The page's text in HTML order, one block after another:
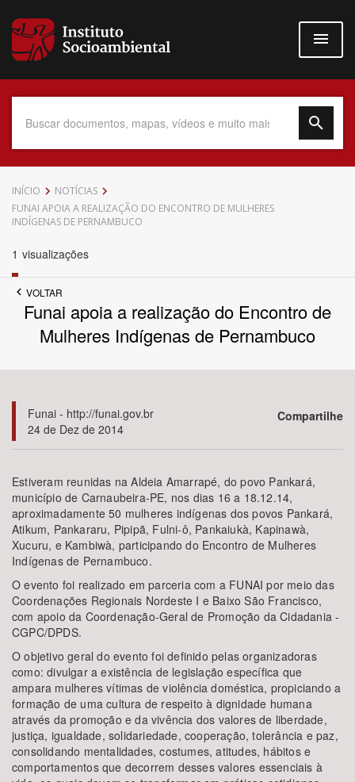
para
conteúdo
Data do Documento
Tema
Subtema
Área de Levantamento
Área Protegida
BUSCAR
INÍCIO
NOTÍCIAS
FUNAI APOIA A REALIZAÇÃO DO ENCONTRO DE MULHERES
INDÍGENAS DE PERNAMBUCO
1 visualizações
VOLTAR
Funai apoia a realização do Encontro de
Mulheres Indígenas de Pernambuco
Funai - http://funai.gov.br
24 de Dez de 2014
Compartilhe
Estiveram reunidas na Aldeia Amarrapé, do povo Pankará,
município de Carnaubeira-PE, nos dias 16 a 18.12.14,
aproximadamente 50 mulheres indígenas dos povos Pankará,
Atikum, Pankararu, Pipipã, Fulni-ô, Pankaiukà, Kapinawà,
Xucuru, e Kambiwà, participando do Encontro de Mulheres
Indígenas de Pernambuco.
O evento foi realizado em parceria com a FUNAI por meio das
Coordenações Regionais Nordeste I e Baixo São Francisco,
com apoio da Coordenação-Geral de Promoção da Cidadania -
CGPC/DPDS.
O objetivo geral do evento foi definido pelas organizadoras
como: divulgar a existência de legislação específica que
ampara mulheres vítimas de violência doméstica, propiciando a
formação de uma cultura de respeito à dignidade humana
através da promoção e da vivência dos valores de liberdade,
justiça, igualdade, solidariedade, cooperação, tolerância e paz,
consolidando mentalidades, costumes, atitudes, hábitos e
comportamentos que decorrem desses valores essenciais à